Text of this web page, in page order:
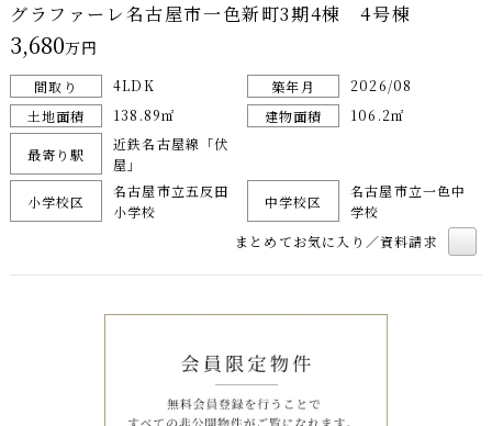
グラファーレ名古屋市一色新町3期4棟 4号棟
3,680万円
間取り 4LDK 築年月
2026/08
土地面積
138.89㎡ 建物面積 106.2㎡
最寄り駅
近鉄名古屋線「伏
屋」
小学校区
名古屋市立五反田
小学校
中学校区
名古屋市立一色中
学校
まとめてお気に入り／資料請求